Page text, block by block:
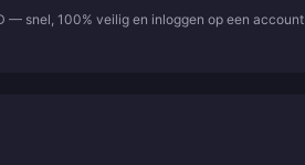
— snel, 100% veilig en inloggen op een account